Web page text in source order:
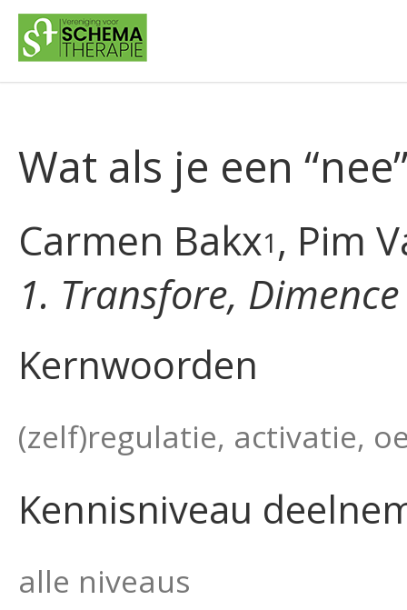
Wat als je een
Carmen Bakx1 , Pim
1. Transfore,
Kernwoorden
(zelf)regulatie, activatie,
Kennisniveau
alle niveaus